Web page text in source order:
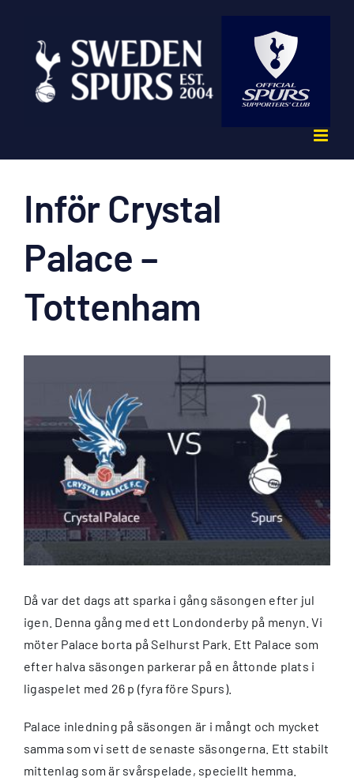
innehållet
Inför Crystal
Palace –
Tottenham
Då var det dags att sparka i gång säsongen efter jul
igen. Denna gång med ett Londonderby på menyn. Vi
möter Palace borta på Selhurst Park. Ett Palace som
efter halva säsongen parkerar på en åttonde plats i
ligaspelet med 26 p (fyra före Spurs).
Palace inledning på säsongen är i mångt och mycket
samma som vi sett de senaste säsongerna. Ett stabilt
mittenlag som är svårspelade, speciellt hemma.